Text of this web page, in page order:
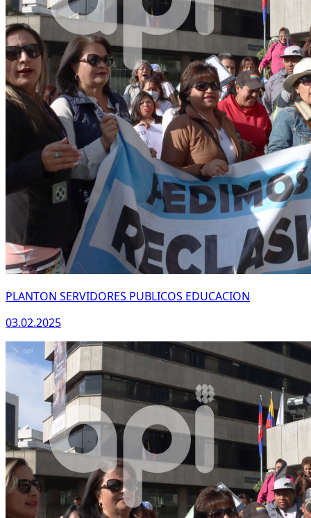
PLANTON SERVIDORES PUBLICOS EDUCACION
03.02.2025